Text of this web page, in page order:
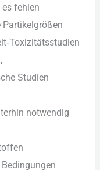
fehlen
Studien
notwendig